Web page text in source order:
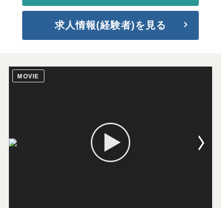
求人情報(経験者)を見る
MOVIE